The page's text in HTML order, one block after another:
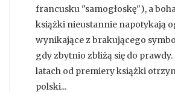
francusku "samogłoskę"), a
książki nieustannie napotykają
wynikające z brakującego
gdy zbytnio zbliżą się do
latach od premiery książki
polski...